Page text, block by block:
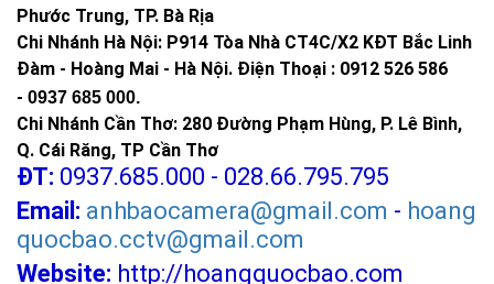
Phước Trung, TP. Bà Rịa
Chi Nhánh Hà Nội: P914 Tòa Nhà CT4C/X2 KĐT Bắc Linh
Đàm - Hoàng Mai - Hà Nội. Điện Thoại : 0912 526 586
- 0937 685 000.
Chi Nhánh Cần Thơ: 280 Đường Phạm Hùng, P. Lê Bình,
Q. Cái Răng, TP Cần Thơ
ĐT: 0937.685.000 - 028.66.795.795
Email: anhbaocamera@gmail.com - hoang
quocbao.cctv@gmail.com
Website: http://hoangquocbao.com